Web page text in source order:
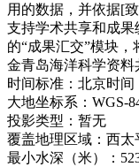
用的数据，并依据[
支持学术共享和成
的“成果汇交”模块
金青岛海洋科学资料
时间标准： 北京时间
大地坐标系： WGS-
投影类型： 暂无
覆盖地理区域： 西太
最小水深（米）：